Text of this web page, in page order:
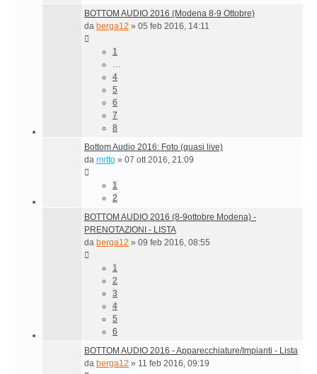
BOTTOM AUDIO 2016 (Modena 8-9 Ottobre)
da berga12 » 05 feb 2016, 14:11
1
…
4
5
6
7
8
Bottom Audio 2016: Foto (quasi live)
da mrttg » 07 ott 2016, 21:09
1
2
BOTTOM AUDIO 2016 (8-9ottobre Modena) -
PRENOTAZIONI - LISTA
da berga12 » 09 feb 2016, 08:55
1
2
3
4
5
6
BOTTOM AUDIO 2016 - Apparecchiature/Impianti - Lista
da berga12 » 11 feb 2016, 09:19